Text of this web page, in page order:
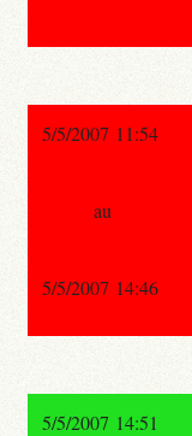
5/5/2007 11:54
au
5/5/2007 14:46
5/5/2007 14:51